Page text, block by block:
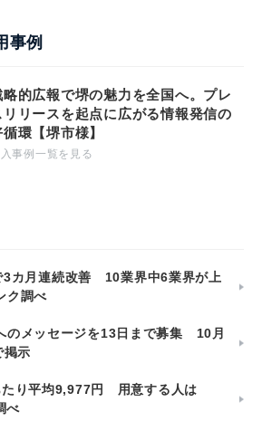
事例
略的広報で堺の魅力を全国へ。プレ
リリースを起点に広がる情報発信の
環【堺市様】
事例一覧を見る
3カ月連続改善 10業界中6業界が上
ク調べ
のメッセージを13日まで募集 10月
掲示
たり平均9,977円 用意する人は
べ